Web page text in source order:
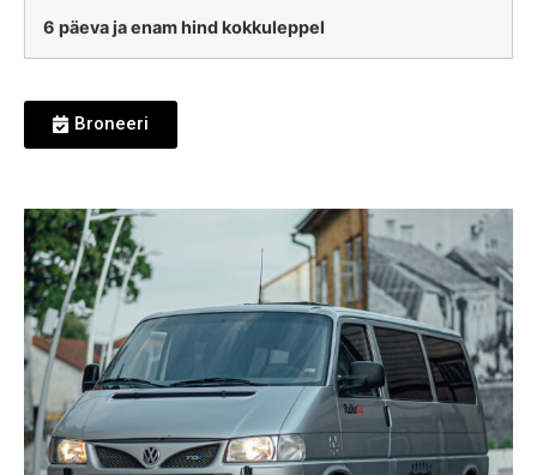
6 päeva ja enam hind kokkuleppel
Broneeri